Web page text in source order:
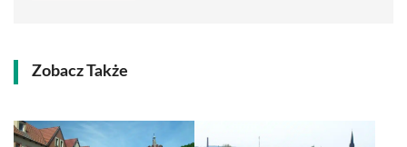
Zobacz Także